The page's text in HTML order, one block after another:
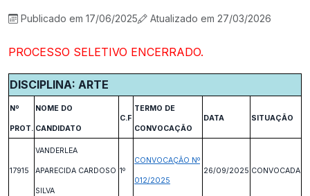
Publicado em 17/06/2025 Atualizado em 27/03/2026
PROCESSO SELETIVO ENCERRADO.
DISCIPLINA: ARTE
Nº
PROT.
NOME DO
CANDIDATO
C.F
TERMO DE
CONVOCAÇÃO
DATA SITUAÇÃO
17915
VANDERLEA
APARECIDA CARDOSO
SILVA
1º
CONVOCAÇÃO Nº
012/2025
26/09/2025 CONVOCADA